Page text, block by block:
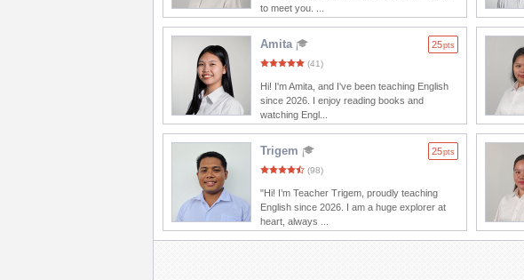
to meet you. ...
Amita 25pts
(41)
Hi! I'm Amita, and I've been teaching English
since 2026. I enjoy reading books and
watching Engl...
Trigem 25pts
(98)
"Hi! I’m Teacher Trigem, proudly teaching
English since 2026. I am a huge explorer at
heart, always ...